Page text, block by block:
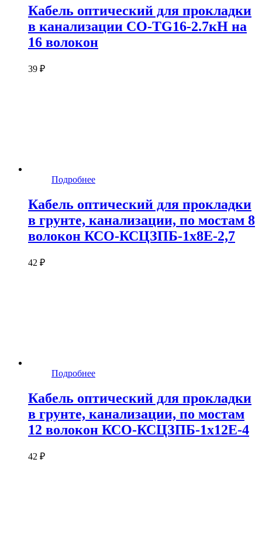
Кабель оптический для прокладки
в канализации CO-TG16-2.7кН на
16 волокон
39 ₽
Подробнее
Кабель оптический для прокладки
в грунте, канализации, по мостам 8
волокон КСО-КСЦЗПБ-1х8Е-2,7
42 ₽
Подробнее
Кабель оптический для прокладки
в грунте, канализации, по мостам
12 волокон КСО-КСЦЗПБ-1х12Е-4
42 ₽